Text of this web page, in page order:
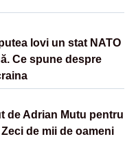
lovi un stat NATO
Ce spune despre
de Adrian Mutu pentru
de mii de oameni